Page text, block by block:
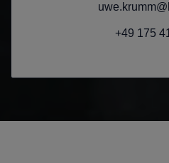
+49 175